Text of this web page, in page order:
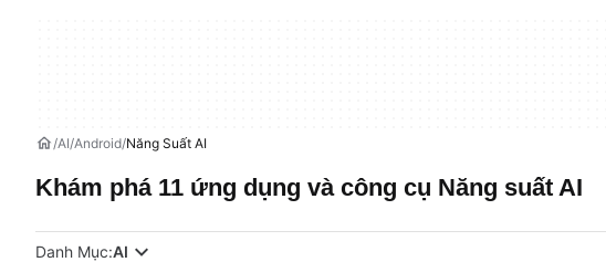
AI Android Năng Suất AI
Khám phá 11 ứng dụng và công cụ Năng suất AI
Danh Mục:AI